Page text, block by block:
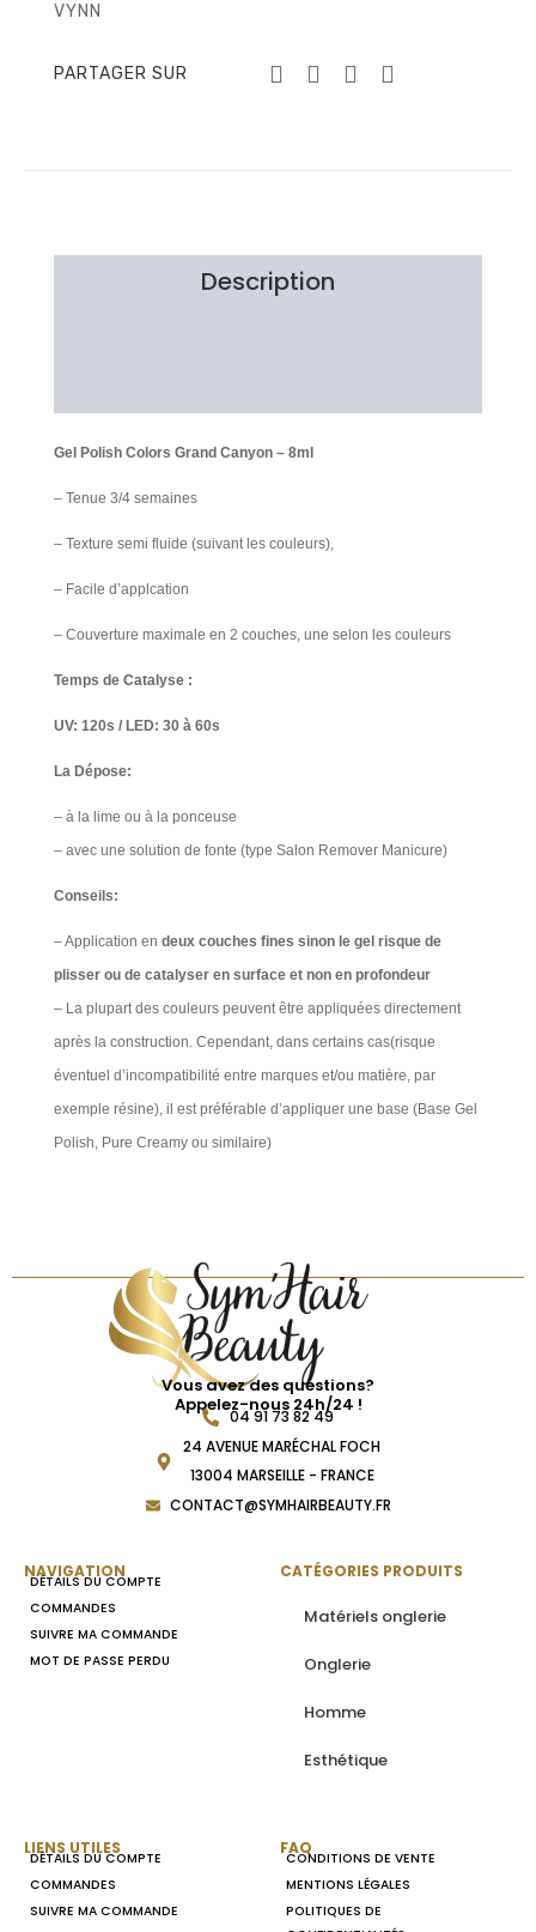
VYNN
PARTAGER SUR
Description
Gel Polish Colors Grand Canyon – 8ml
– Tenue 3/4 semaines
– Texture semi fluide (suivant les couleurs),
– Facile d’applcation
– Couverture maximale en 2 couches, une selon les couleurs
Temps de Catalyse :
UV: 120s / LED: 30 à 60s
La Dépose:
– à la lime ou à la ponceuse
– avec une solution de fonte (type Salon Remover Manicure)​
Conseils:
– Application en deux couches fines sinon le gel risque de
plisser ou de catalyser en surface et non en profondeur
– La plupart des couleurs peuvent être appliquées directement
après la construction. Cependant, dans certains cas(risque
éventuel d’incompatibilité entre marques et/ou matière, par
exemple résine), il est préférable d’appliquer une base (Base Gel
Polish, Pure Creamy ou similaire)
Vous avez des questions?
Appelez-nous 24h/24 !
04 91 73 82 49
24 AVENUE MARÉCHAL FOCH
13004 MARSEILLE - FRANCE
CONTACT@SYMHAIRBEAUTY.FR
NAVIGATION
DÉTAILS DU COMPTE
COMMANDES
SUIVRE MA COMMANDE
MOT DE PASSE PERDU
CATÉGORIES PRODUITS
Matériels onglerie
Onglerie
Homme
Esthétique
LIENS UTILES
DÉTAILS DU COMPTE
COMMANDES
SUIVRE MA COMMANDE
FAQ
CONDITIONS DE VENTE
MENTIONS LÉGALES
POLITIQUES DE